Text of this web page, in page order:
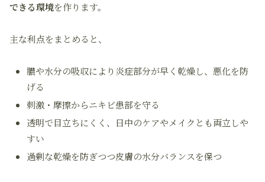
できる環境を作ります。
主な利点をまとめると、
膿や水分の吸収により炎症部分が早く乾燥し、悪化を防
げる
刺激・摩擦からニキビ患部を守る
透明で目立ちにくく、日中のケアやメイクとも両立しや
すい
過剰な乾燥を防ぎつつ皮膚の水分バランスを保つ